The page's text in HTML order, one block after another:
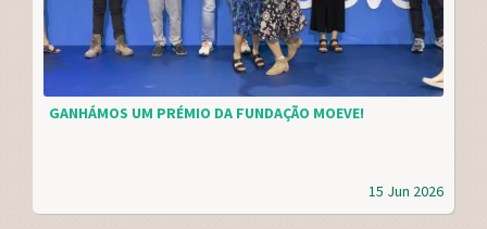
15 Jun 2026
GANHÁMOS UM PRÉMIO DA FUNDAÇÃO MOEVE!